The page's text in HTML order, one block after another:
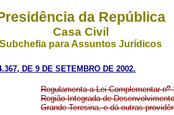
da República
Casa Civil
Subchefia para Assuntos Jurídicos
DE 9 DE SETEMBRO DE 2002.
Regulamenta a Lei Complementar no
Região Integrada de
Grande Teresina, e dá outras